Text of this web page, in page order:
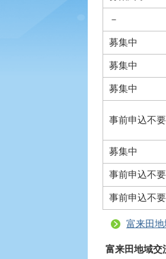
－
募集中
募集中
募集中
事前申込不要
募集中
事前申込不要
事前申込不要
富来田
富来田地域交